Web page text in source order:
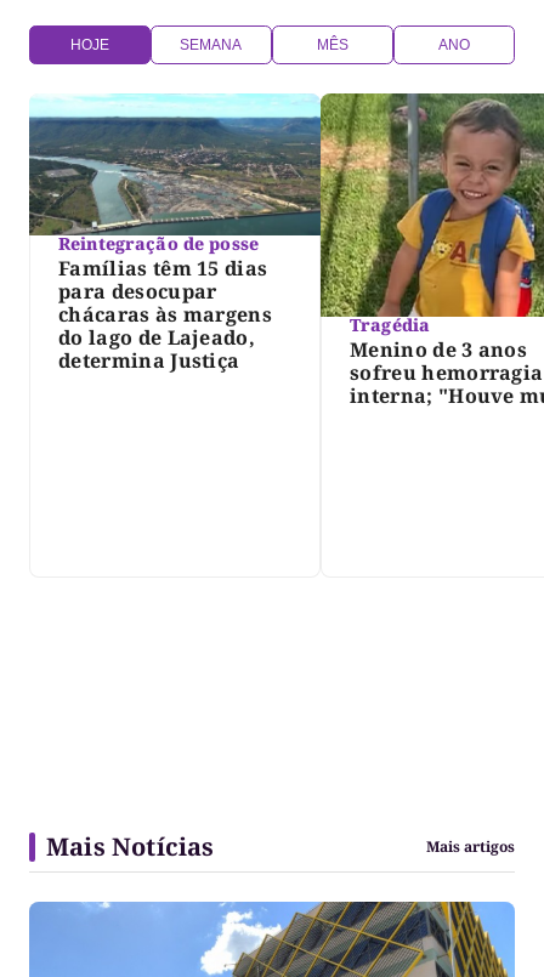
HOJE SEMANA MÊS ANO
Reintegração de posse
Famílias têm 15 dias
para desocupar
chácaras às margens
do lago de Lajeado,
determina Justiça
Tragédia
Menino de 3 anos
sofreu hemorragia
interna; "Houve
Mais Notícias Mais artigos